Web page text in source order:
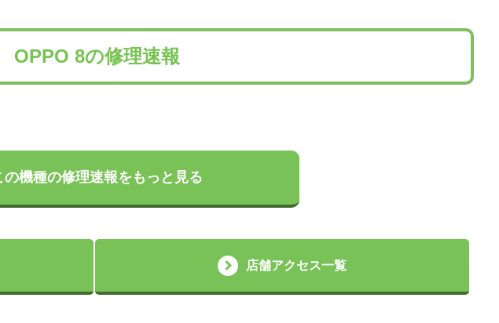
OPPO 8の修理速報
の機種の修理速報をもっと見る
店舗アクセス一覧